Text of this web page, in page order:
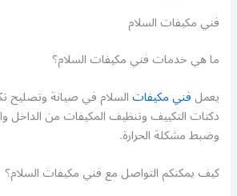
فني مكيفات السلام
ما هي خدمات فني مكيفات السلام؟
يعملفني مكيفاتالسلام في صيانة وتصليح
دكتات التكييف وتنظيف المكيفات من الداخل
وضبط مشكلة الحرارة.
كيف يمكنكم التواصل مع فني مكيفات السلام؟